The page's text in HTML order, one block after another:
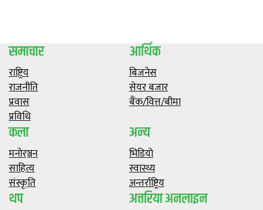
समाचार
राष्ट्रिय
राजनीति
प्रवास
प्रविधि
आर्थिक
बिजनेस
सेयर बजार
बैंक/वित्त/बीमा
कला
मनाेरञ्जन
साहित्य
संस्कृति
अन्य
भिडियाे
स्वास्थ्य
अन्तर्राष्ट्रिय
थप अत्तरिया अनलाइन